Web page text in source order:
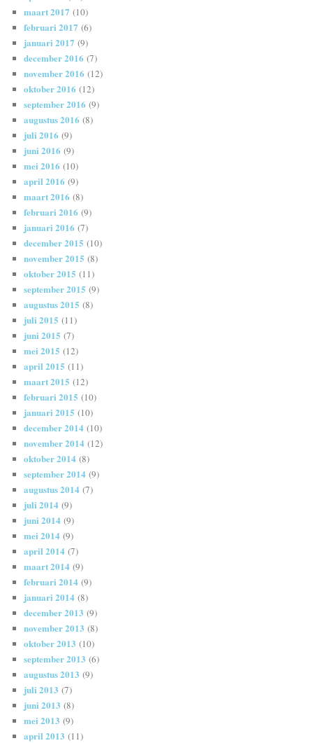
maart 2017 (10)
februari 2017 (6)
januari 2017 (9)
december 2016 (7)
november 2016 (12)
oktober 2016 (12)
september 2016 (9)
augustus 2016 (8)
juli 2016 (9)
juni 2016 (9)
mei 2016 (10)
april 2016 (9)
maart 2016 (8)
februari 2016 (9)
januari 2016 (7)
december 2015 (10)
november 2015 (8)
oktober 2015 (11)
september 2015 (9)
augustus 2015 (8)
juli 2015 (11)
juni 2015 (7)
mei 2015 (12)
april 2015 (11)
maart 2015 (12)
februari 2015 (10)
januari 2015 (10)
december 2014 (10)
november 2014 (12)
oktober 2014 (8)
september 2014 (9)
augustus 2014 (7)
juli 2014 (9)
juni 2014 (9)
mei 2014 (9)
april 2014 (7)
maart 2014 (9)
februari 2014 (9)
januari 2014 (8)
december 2013 (9)
november 2013 (8)
oktober 2013 (10)
september 2013 (6)
augustus 2013 (9)
juli 2013 (7)
juni 2013 (8)
mei 2013 (9)
april 2013 (11)